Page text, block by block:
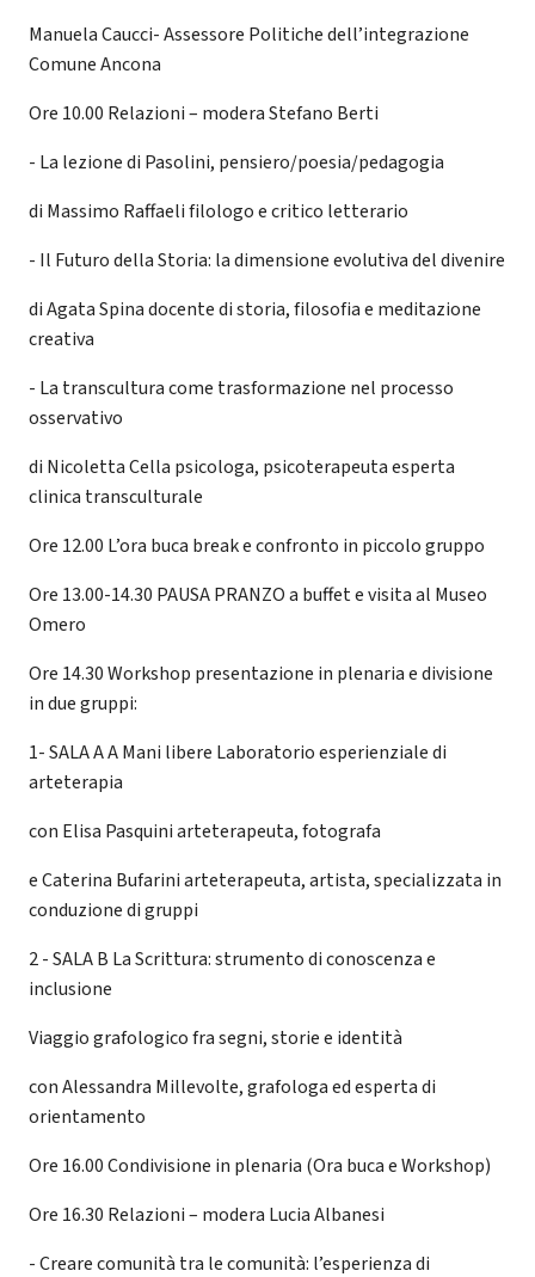
Manuela Caucci- Assessore Politiche dell’integrazione
Comune Ancona
Ore 10.00 Relazioni – modera Stefano Berti
- La lezione di Pasolini, pensiero/poesia/pedagogia
di Massimo Raffaeli filologo e critico letterario
- Il Futuro della Storia: la dimensione evolutiva del divenire
di Agata Spina docente di storia, filosofia e meditazione
creativa
- La transcultura come trasformazione nel processo
osservativo
di Nicoletta Cella psicologa, psicoterapeuta esperta
clinica transculturale
Ore 12.00 L’ora buca break e confronto in piccolo gruppo
Ore 13.00-14.30 PAUSA PRANZO a buffet e visita al Museo
Omero
Ore 14.30 Workshop presentazione in plenaria e divisione
in due gruppi:
1- SALA A A Mani libere Laboratorio esperienziale di
arteterapia
con Elisa Pasquini arteterapeuta, fotografa
e Caterina Bufarini arteterapeuta, artista, specializzata in
conduzione di gruppi
2 - SALA B La Scrittura: strumento di conoscenza e
inclusione
Viaggio grafologico fra segni, storie e identità
con Alessandra Millevolte, grafologa ed esperta di
orientamento
Ore 16.00 Condivisione in plenaria (Ora buca e Workshop)
Ore 16.30 Relazioni – modera Lucia Albanesi
- Creare comunità tra le comunità: l’esperienza di